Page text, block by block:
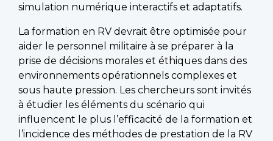
simulation numérique interactifs et adaptatifs.
La formation en RV devrait être optimisée pour
aider le personnel militaire à se préparer à la
prise de décisions morales et éthiques dans des
environnements opérationnels complexes et
sous haute pression. Les chercheurs sont invités
à étudier les éléments du scénario qui
influencent le plus l’efficacité de la formation et
l’incidence des méthodes de prestation de la RV